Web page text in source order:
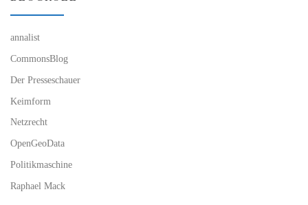
annalist
CommonsBlog
Der Presseschauer
Keimform
Netzrecht
OpenGeoData
Politikmaschine
Raphael Mack